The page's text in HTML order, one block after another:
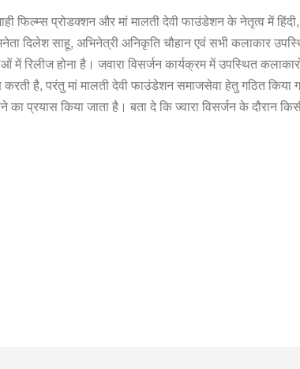
फिल्म्स प्रोडक्शन और मां मालती देवी फाउंडेशन के नेतृत्व में
दिलेश साहू, अभिनेत्री अनिकृति चौहान एवं सभी कलाकार
में रिलीज होना है। जवारा विसर्जन कार्यक्रम में उपस्थित
करती है, परंतु मां मालती देवी फाउंडेशन समाजसेवा हेतु गठित
प्रयास किया जाता है। बता दे कि ज्वारा विसर्जन के दौरान